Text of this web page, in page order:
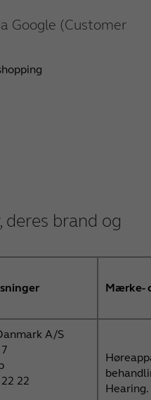
Google (Customer
deres brand og
Mærke-
A/S
22
Hearing.